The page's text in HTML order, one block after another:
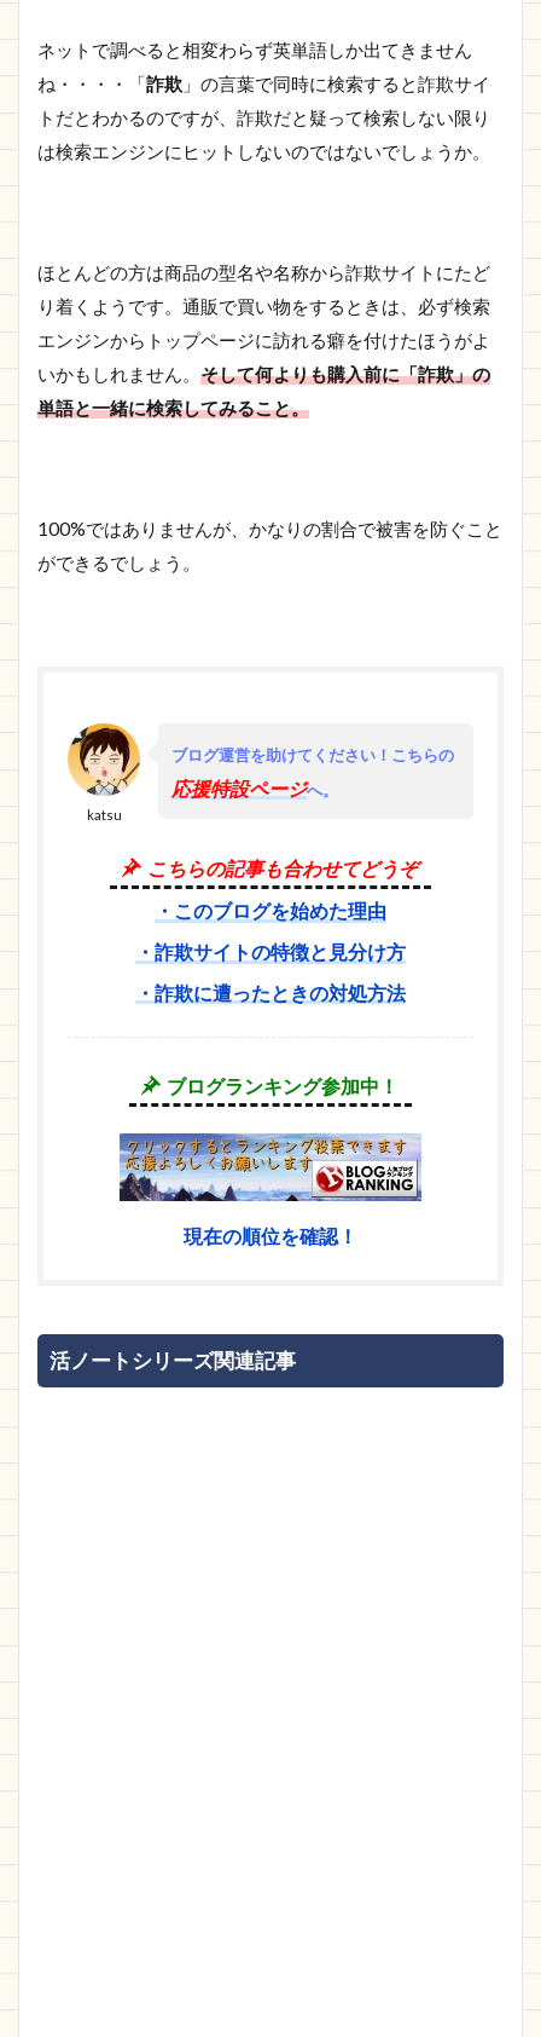
ネットで調べると相変わらず英単語しか出てきません
ね・・・・「詐欺 」の言葉で同時に検索すると詐欺サイ
トだとわかるのですが、詐欺だと疑って検索しない限り
は検索エンジンにヒットしないのではないでしょうか。
ほとんどの方は商品の型名や名称から詐欺サイトにたど
り着くようです。通販で買い物をするときは、必ず検索
エンジンからトップページに訪れる癖を付けたほうがよ
いかもしれません。 そして何よりも購入前に「詐欺」の
単語と一緒に検索してみること。
100%ではありませんが、かなりの割合で被害を防ぐこと
ができるでしょう。
katsu
ブログ運営を助けてください！ こちらの
応援特設ページへ。
こちらの記事も合わせてどうぞ
・このブログを始めた理由
・詐欺サイトの特徴と見分け方
・詐欺に遭ったときの対処方法
ブログランキング参加中！
現在の順位を確認！
活ノートシリーズ関連記事